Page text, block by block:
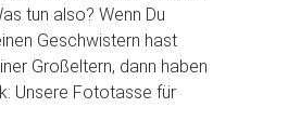
tun also? Wenn Du
Geschwistern hast
Großeltern, dann haben
Unsere Fototasse für